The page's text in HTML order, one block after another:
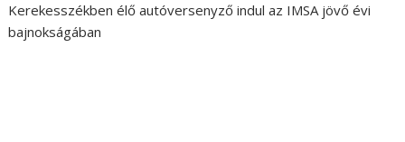
Kerekesszékben élő autóversenyző indul az IMSA jövő évi
bajnokságában